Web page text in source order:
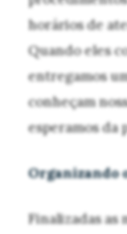
horários de
Quando eles
entregamos
conheçam
esperamos da
Organizando
Finalizadas as